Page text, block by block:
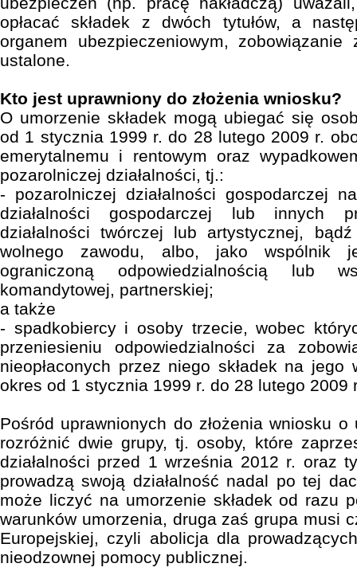
opłacać składek z dwóch tytułów, a
organem ubezpieczeniowym, zobowiązanie
ustalone.
Kto jest uprawniony do złożenia wniosku?
O umorzenie składek mogą ubiegać się
od 1 stycznia 1999 r. do 28 lutego 2009 r.
emerytalnemu i rentowym oraz
pozarolniczej działalności, tj.:
- pozarolniczej działalności gospodarczej
działalności gospodarczej lub innych
działalności twórczej lub artystycznej,
wolnego zawodu, albo, jako wspólnik
ograniczoną odpowiedzialnością lub
komandytowej, partnerskiej;
a także
- spadkobiercy i osoby trzecie, wobec
przeniesieniu odpowiedzialności za
nieopłaconych przez niego składek na jego
okres od 1 stycznia 1999 r. do 28 lutego 2009
Pośród uprawnionych do złożenia wniosku
rozróżnić dwie grupy, tj. osoby, które
działalności przed 1 września 2012 r. oraz
prowadzą swoją działalność nadal po tej
może liczyć na umorzenie składek od razu
warunków umorzenia, druga zaś grupa musi
Europejskiej, czyli abolicja dla
nieodzownej pomocy publicznej.